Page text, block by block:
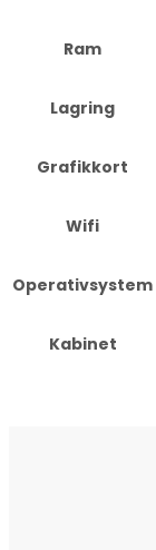
Ram
Lagring
Grafikkort
Wifi
Operativsystem
Kabinet